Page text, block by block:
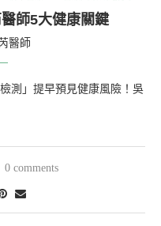
師5大健康關鍵
醫師
測」提早預見健康風險！吳
0 comments